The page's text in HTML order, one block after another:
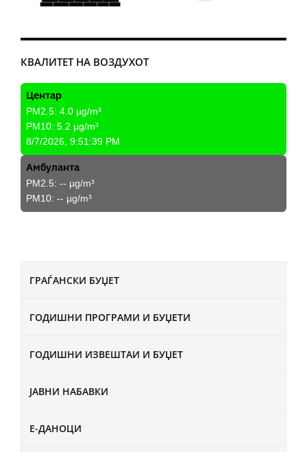
ГРАЃАНСКИ БУЏЕТ
ГОДИШНИ ПРОГРАМИ И БУЏЕТИ
ГОДИШНИ ИЗВЕШТАИ И БУЏЕТ
ЈАВНИ НАБАВКИ
Е-ДАНОЦИ
КВАЛИТЕТ НА ВОЗДУХОТ
Центар
PM2.5: 4.0 µg/m³
PM10: 5.2 µg/m³
8/7/2026, 9:51:39 PM
Амбуланта
PM2.5: -- µg/m³
PM10: -- µg/m³